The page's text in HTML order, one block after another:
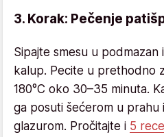
3. Korak: Pečenje
Sipajte smesu u podmazan
kalup. Pecite u prethodno
180°C oko 30–35 minuta.
ga posuti šećerom u
glazurom. Pročitajte i 5